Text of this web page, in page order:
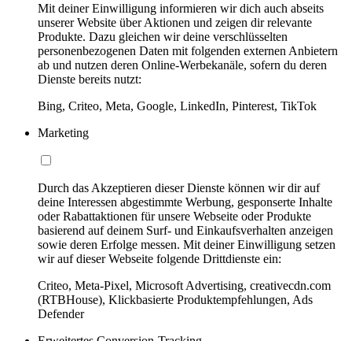
Mit deiner Einwilligung informieren wir dich auch abseits
unserer Website über Aktionen und zeigen dir relevante
Produkte. Dazu gleichen wir deine verschlüsselten
personenbezogenen Daten mit folgenden externen Anbietern
ab und nutzen deren Online-Werbekanäle, sofern du deren
Dienste bereits nutzt:
Bing, Criteo, Meta, Google, LinkedIn, Pinterest, TikTok
Marketing
Durch das Akzeptieren dieser Dienste können wir dir auf
deine Interessen abgestimmte Werbung, gesponserte Inhalte
oder Rabattaktionen für unsere Webseite oder Produkte
basierend auf deinem Surf- und Einkaufsverhalten anzeigen
sowie deren Erfolge messen. Mit deiner Einwilligung setzen
wir auf dieser Webseite folgende Drittdienste ein:
Criteo, Meta-Pixel, Microsoft Advertising, creativecdn.com
(RTBHouse), Klickbasierte Produktempfehlungen, Ads
Defender